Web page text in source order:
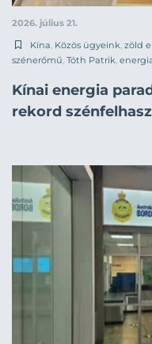
2026. július 21.
Kína Közös ügyeink zöld
szénerőmű Tóth Patrik
Kínai energia
rekord